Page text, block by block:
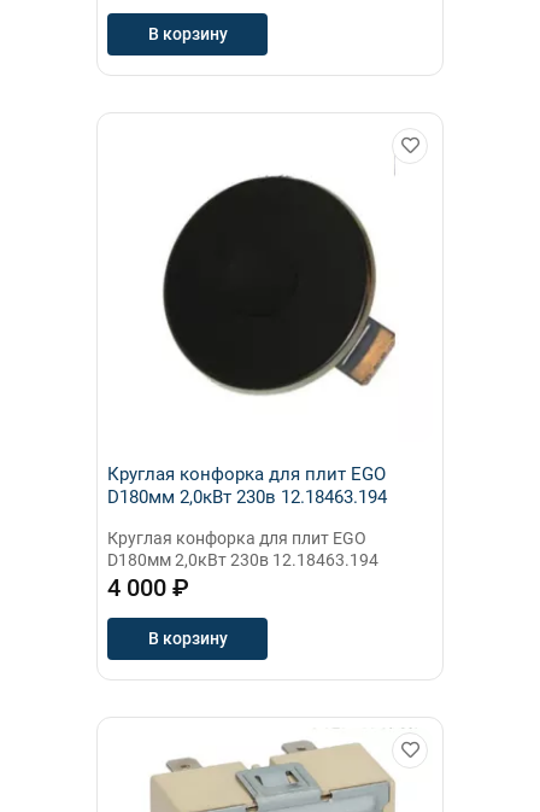
В корзину
Круглая конфорка для плит EGO
D180мм 2,0кВт 230в 12.18463.194
Круглая конфорка для плит EGO
D180мм 2,0кВт 230в 12.18463.194
4 000 ₽
В корзину